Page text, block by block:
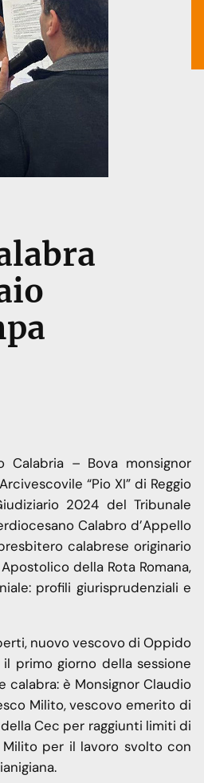
Calabria – Bova monsignor
“Pio XI” di Reggio
2024 del Tribunale
Calabro d’Appello
calabrese originario
della Rota Romana,
profili giurisprudenziali e
nuovo vescovo di Oppido
primo giorno della sessione
è Monsignor Claudio
Milito, vescovo emerito di
Cec per raggiunti limiti di
per il lavoro svolto con